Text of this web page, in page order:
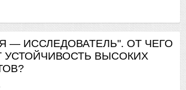
— ИССЛЕДОВАТЕЛЬ". ОТ ЧЕГО
УСТОЙЧИВОСТЬ ВЫСОКИХ